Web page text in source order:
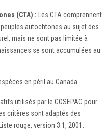
(CTA) : Les CTA comprennent
autochtones au sujet des
mais ne sont pas limitée à
se sont accumulées au
en péril au Canada.
utilisés par le COSEPAC pour
critères sont adaptés des
rouge, version 3.1, 2001.